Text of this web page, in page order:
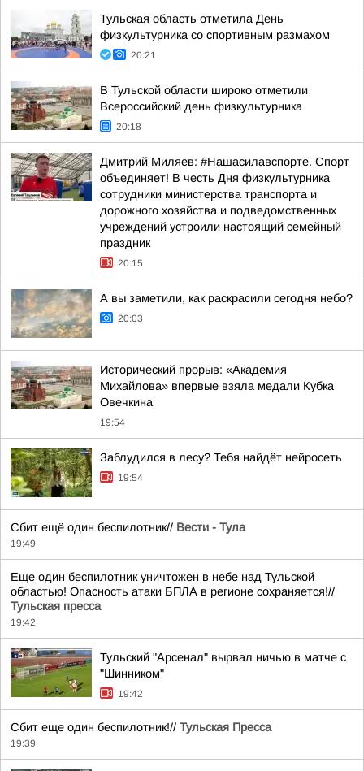
Тульская область отметила День
физкультурника со спортивным размахом
20:21
В Тульской области широко отметили
Всероссийский день физкультурника
20:18
Дмитрий Миляев: #Нашасилавспорте. Спорт
объединяет! В честь Дня физкультурника
сотрудники министерства транспорта и
дорожного хозяйства и подведомственных
учреждений устроили настоящий семейный
праздник
20:15
А вы заметили, как раскрасили сегодня небо?
20:03
Исторический прорыв: «Академия
Михайлова» впервые взяла медали Кубка
Овечкина
19:54
Заблудился в лесу? Тебя найдёт нейросеть
19:54
Сбит ещё один беспилотник// Вести - Тула
19:49
Еще один беспилотник уничтожен в небе над Тульской
областью! Опасность атаки БПЛА в регионе сохраняется!//
Тульская пресса
19:42
Тульский "Арсенал" вырвал ничью в матче с
"Шинником"
19:42
Сбит еще один беспилотник!// Тульская Пресса
19:39